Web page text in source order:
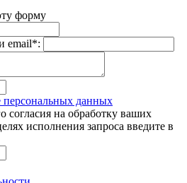
форму
email*:
персональных данных
согласия на обработку ваших
исполнения запроса введите в